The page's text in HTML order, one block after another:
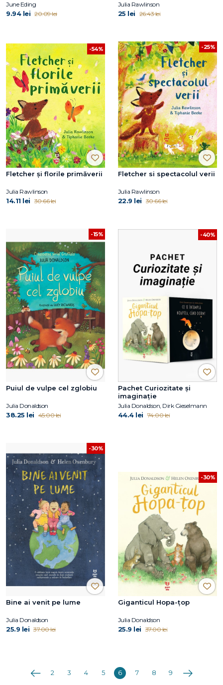
June Eding
9.94 lei 20.09 lei
Julia Rawlinson
25 lei 26.43 lei
-54%
Fletcher și florile primăverii
Julia Rawlinson
14.11 lei 30.66 lei
-25%
Fletcher si spectacolul verii
Julia Rawlinson
22.9 lei 30.66 lei
-15%
Puiul de vulpe cel zglobiu
Julia Donaldson
38.25 lei 45.00 lei
-40%
Pachet Curiozitate și
imaginație
Julia Donaldson, Dirk Gieselmann
44.4 lei 74.00 lei
-30%
Bine ai venit pe lume
Julia Donaldson
25.9 lei 37.00 lei
-30%
Giganticul Hopa-țop
Julia Donaldson
25.9 lei 37.00 lei
Anterioara
2 3 4 5 6 7 8 9 Următoarea